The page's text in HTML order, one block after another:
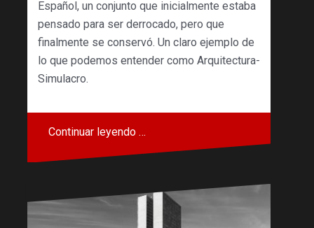
Español, un conjunto que inicialmente estaba
pensado para ser derrocado, pero que
finalmente se conservó. Un claro ejemplo de
lo que podemos entender como Arquitectura-
Simulacro.
Continuar leyendo …